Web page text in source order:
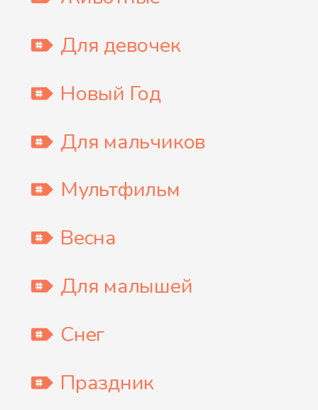
Для девочек
Новый Год
Для мальчиков
Мультфильм
Весна
Для малышей
Снег
Праздник